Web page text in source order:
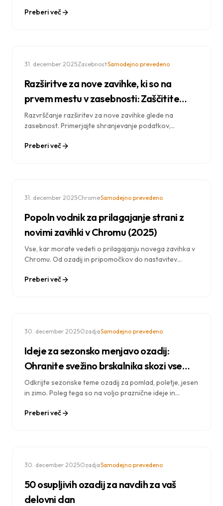
produktivnost.
Preberi več
31. december 2025·Zasebnost·Samodejno prevedeno
Razširitve za nove zavihke, ki so na
prvem mestu v zasebnosti: Zaščitite
svoje podatke
Razvrščanje razširitev za nove zavihke glede na
zasebnost. Primerjajte shranjevanje podatkov,
brskalnik najbolj spoštujejo zasebnost.
Preberi več
31. december 2025·Chrome·Samodejno prevedeno
Popoln vodnik za prilagajanje strani z
novimi zavihki v Chromu (2025)
Vse, kar morate vedeti o prilagajanju novega zavihka v
Chromu. Od ozadij in pripomočkov do nastavitev
Preberi več
30. december 2025·Ozadja·Samodejno prevedeno
Ideje za sezonsko menjavo ozadij:
Ohranite svežino brskalnika skozi vse
leto
Odkrijte sezonske teme ozadij za pomlad, poletje, jesen
in zimo. Poleg tega so na voljo praznične ideje in
navdihujoč skozi vse leto.
Preberi več
30. december 2025·Ozadja·Samodejno prevedeno
50 osupljivih ozadij za navdih za vaš
delovni dan